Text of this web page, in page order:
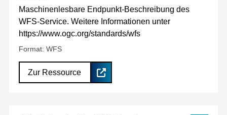
Maschinenlesbare Endpunkt-Beschreibung des
WFS-Service. Weitere Informationen unter
https://www.ogc.org/standards/wfs
Format: WFS
Zur Ressource